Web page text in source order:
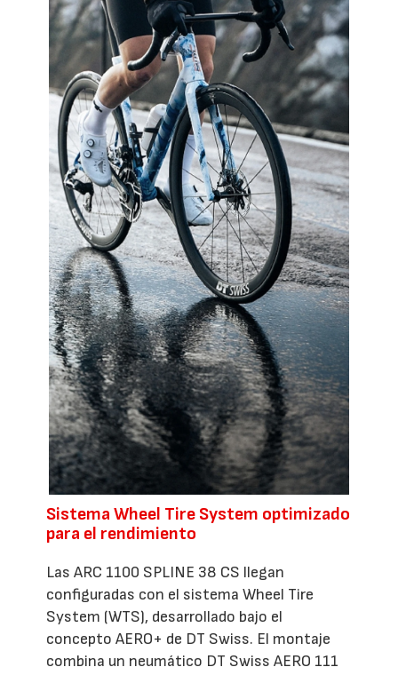
Sistema Wheel Tire System optimizado
para el rendimiento
Las ARC 1100 SPLINE 38 CS llegan
configuradas con el sistema Wheel Tire
System (WTS), desarrollado bajo el
concepto AERO+ de DT Swiss. El montaje
combina un neumático DT Swiss AERO 111